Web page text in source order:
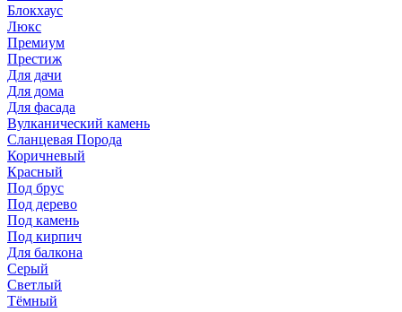
Блокхаус
Люкс
Премиум
Престиж
Для дачи
Для дома
Для фасада
Вулканический камень
Сланцевая Порода
Коричневый
Красный
Под брус
Под дерево
Под камень
Под кирпич
Для балкона
Серый
Светлый
Тёмный